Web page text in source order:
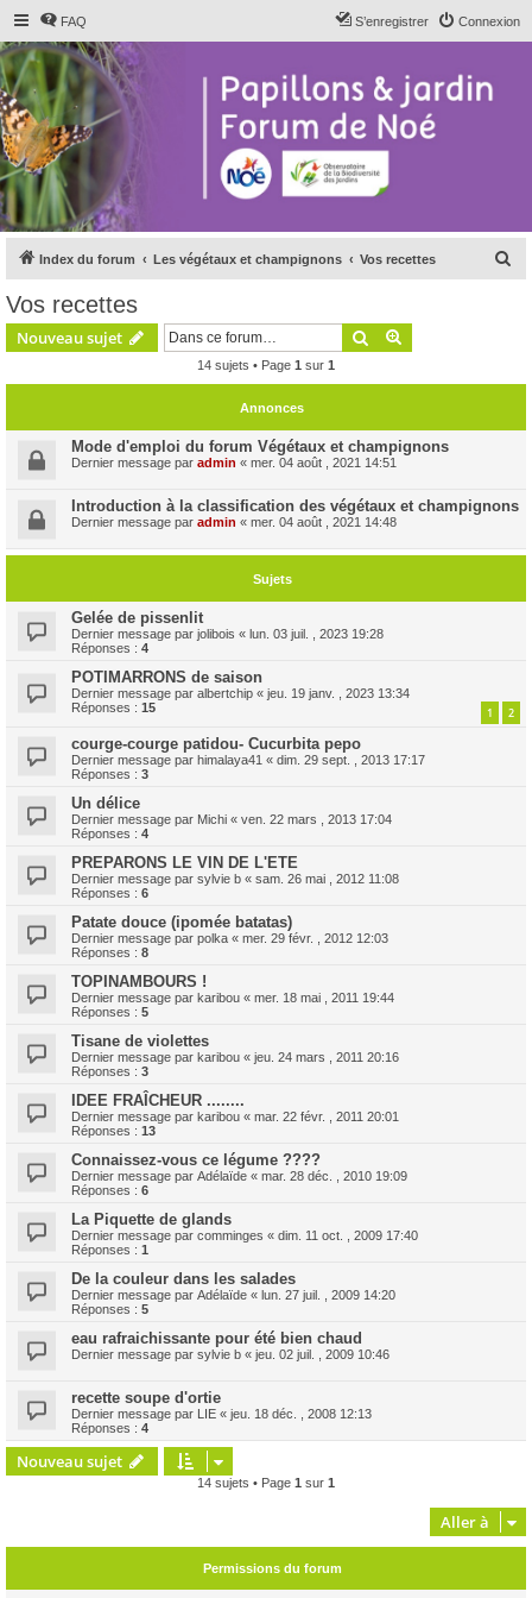
FAQ Connexion
S’enregistrer
Index du forum Les végétaux et champignons Vos recettes
c
r
Vos recettes
Nouveau sujet Rechercher
14 sujets • Page 1 sur 1
Annonces
Mode d'emploi du forum Végétaux et champignons
Dernier message par admin « mer. 04 août , 2021 14:51
Introduction à la classification des végétaux et champignons
Dernier message par admin « mer. 04 août , 2021 14:48
Sujets
Gelée de pissenlit
Dernier message par jolibois « lun. 03 juil. , 2023 19:28
Réponses : 4
POTIMARRONS de saison
Dernier message par albertchip « jeu. 19 janv. , 2023 13:34
Réponses : 15 1 2
courge-courge patidou- Cucurbita pepo
Dernier message par himalaya41 « dim. 29 sept. , 2013 17:17
Réponses : 3
Un délice
Dernier message par Michi « ven. 22 mars , 2013 17:04
Réponses : 4
PREPARONS LE VIN DE L'ETE
Dernier message par sylvie b « sam. 26 mai , 2012 11:08
Réponses : 6
Patate douce (ipomée batatas)
Dernier message par polka « mer. 29 févr. , 2012 12:03
Réponses : 8
TOPINAMBOURS !
Dernier message par karibou « mer. 18 mai , 2011 19:44
Réponses : 5
Tisane de violettes
Dernier message par karibou « jeu. 24 mars , 2011 20:16
Réponses : 3
IDEE FRAÎCHEUR ........
Dernier message par karibou « mar. 22 févr. , 2011 20:01
Réponses : 13
Connaissez-vous ce légume ????
Dernier message par Adélaïde « mar. 28 déc. , 2010 19:09
Réponses : 6
La Piquette de glands
Dernier message par comminges « dim. 11 oct. , 2009 17:40
Réponses : 1
De la couleur dans les salades
Dernier message par Adélaïde « lun. 27 juil. , 2009 14:20
Réponses : 5
eau rafraichissante pour été bien chaud
Dernier message par sylvie b « jeu. 02 juil. , 2009 10:46
recette soupe d'ortie
Dernier message par LIE « jeu. 18 déc. , 2008 12:13
Réponses : 4
Nouveau sujet
14 sujets • Page 1 sur 1
Aller à
Permissions du forum